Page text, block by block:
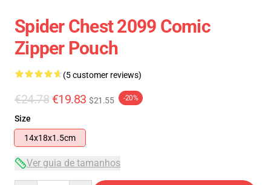
Spider Chest 2099 Comic
Zipper Pouch
(5 customer reviews)
€24.78 €19.83 $21.55 -20%
Size
14x18x1.5cm
Ver guia de tamanhos